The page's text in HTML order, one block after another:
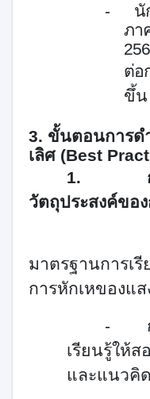
-
นั
ภา
ต่อ
ขึ้น
3. ขั้นตอนการด
เลิศ (Best
1.
วัตถุประสงค์ของ
- วิเค
มาตรฐานการเ
การหักเหของแส
- กำ
เรียนรู้ให้ส
และแนวคิ